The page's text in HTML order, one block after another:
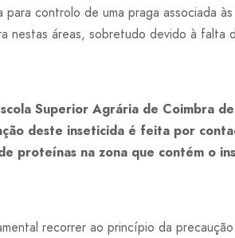
controlo de uma praga associada
nestas áreas, sobretudo devido à falta
Superior Agrária de Coimbra
deste inseticida é feita por
proteínas na zona que contém o
recorrer ao princípio da